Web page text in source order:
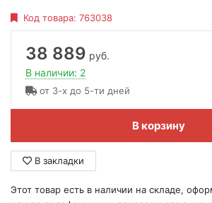
Код товара: 763038
38 889 руб.
В наличии: 2
от 3-х до 5-ти дней
В корзину
В закладки
Этот товар есть в наличии на складе,